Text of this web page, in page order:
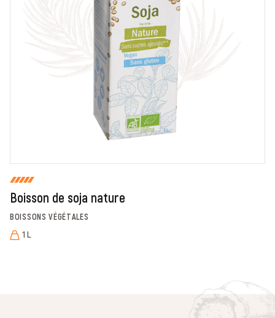
En cochant cette case, je donne mon accord pour que
markal utilise les données saisies dans ce formulaire
pour traiter et afficher le nom saisi, la note et le
commentaire de manière publique sur cette page. Pour
plus d'informations sur le traitement de ces données,
consulter la page des mentions légales. *
Fermer Envoyer
Boisson de soja nature
BOISSONS VÉGÉTALES
1L